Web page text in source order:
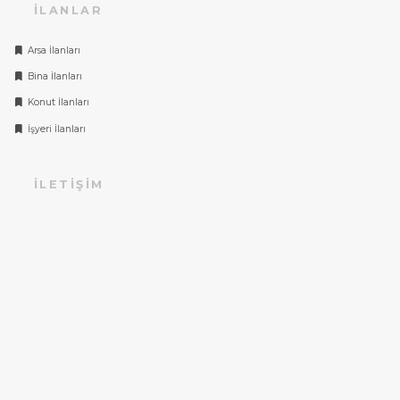
İLANLAR
Arsa İlanları
Bina İlanları
Konut İlanları
İşyeri İlanları
İLETIŞIM